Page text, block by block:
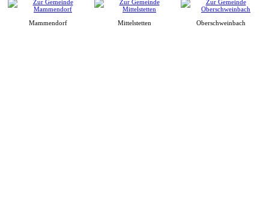
Mammendorf Mittelstetten Oberschweinbach